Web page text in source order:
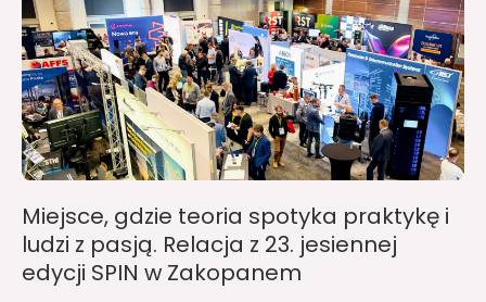
Miejsce, gdzie teoria spotyka praktykę i
ludzi z pasją. Relacja z 23. jesiennej
edycji SPIN w Zakopanem
teoria
spotyka
praktykę
i
ludzi
z
pasją.
Relacja
z
23.
jesiennej